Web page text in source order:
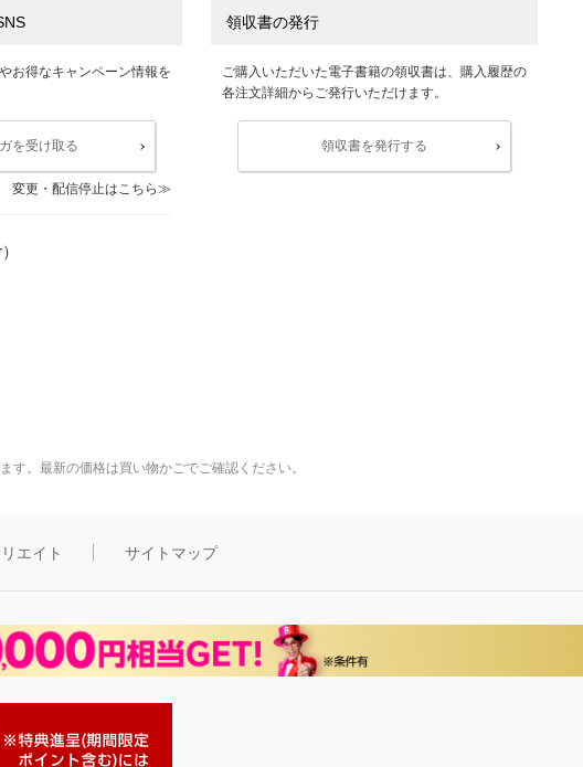
お得なキャンペーン情報を
を受け取る
変更・配信停止はこちら
領収書の発行
ご購入いただいた電子書籍の領収書は、購入履歴の
各注文詳細からご発行いただけます。
領収書を発行する
。最新の価格は買い物かごでご確認ください。
エイト サイトマップ